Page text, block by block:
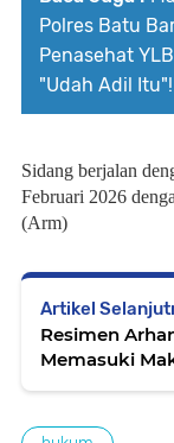
Polres Batu
Penasehat
"Udah Adil Itu"!
Sidang berjalan
Februari 2026
(Arm)
Artikel
Resimen
Memasuki